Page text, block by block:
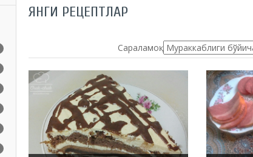
ЯНГИ РЕЦЕПТЛАР
Сараламоқ: